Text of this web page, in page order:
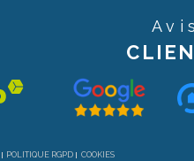
Avis
POLITIQUE RGPD COOKIES